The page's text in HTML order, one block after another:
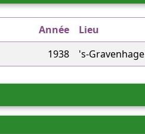
Année
Lieu
1938 's-Gravenhage